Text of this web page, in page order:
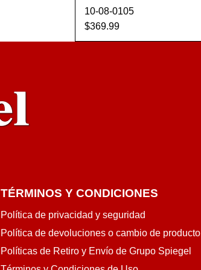
10-08-0105
$369.99
AÑADIR AL C
VISTA
TÉRMINOS Y CONDICIONES
Política de privacidad y seguridad
Política de devoluciones o cambio de producto
Políticas de Retiro y Envío de Grupo Spiegel